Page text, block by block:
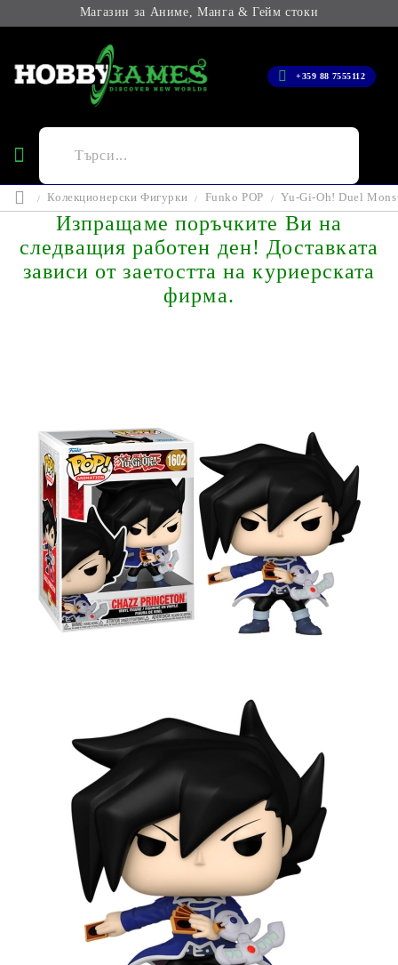
Магазин за Аниме, Манга & Гейм стоки
+359 88 7555112
Колекционерски Фигурки Funko POP Yu-Gi-Oh! Duel
Изпращаме поръчките Ви на
следващия работен ден! Доставката
зависи от заетостта на куриерската
фирма.